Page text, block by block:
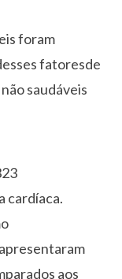
foram
fatoresde
saudáveis
cardíaca.
aos